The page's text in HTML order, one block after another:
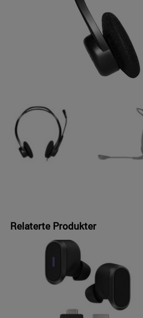
Relaterte Produkter